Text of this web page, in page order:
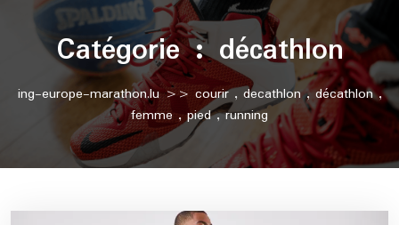
Catégorie :décathlon
ing-europe-marathon.lu>> courir,decathlon,décathlon,
femme,pied,running